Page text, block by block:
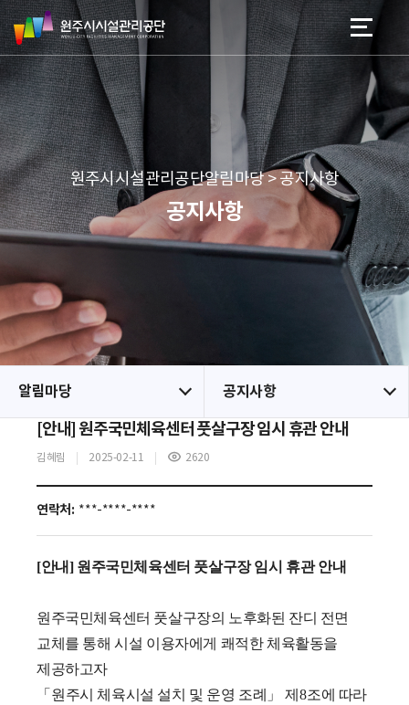
스
킵
네
비
게
이
션
본문 바로가기
메뉴 바로가기
원
주
시
시
설
관
리
공
단 원주시시설관리공단알림마당 > 공지사항
공지사항
알림마당 공지사항
[안내] 원주국민체육센터 풋살구장 임시 휴관 안내
김혜림 2025-02-11
조
2620
연락처: ***-****-****
[안내] 원주국민체육센터 풋살구장 임시 휴관 안내
원주국민체육센터 풋살구장의 노후화된 잔디 전면
교체를 통해 시설 이용자에게 쾌적한 체육활동을
제공하고자
「 원주시 체육시설 설치 및 운영 조례 」제8조에 따라